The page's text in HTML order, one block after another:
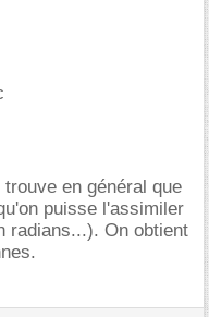
trouve en général que
puisse l'assimiler
radians...). On obtient